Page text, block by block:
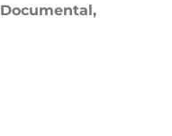
Documental,